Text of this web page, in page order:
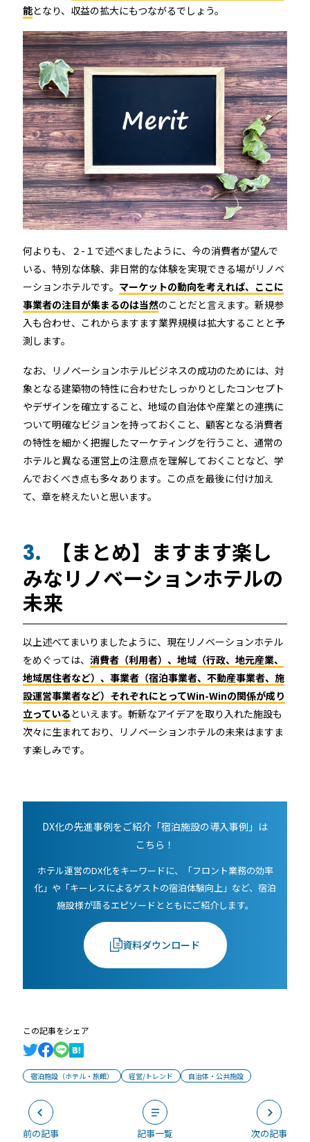
能となり、収益の拡大にもつながるでしょう。
何よりも、２-１で述べましたように、今の消費者が望んで
いる、特別な体験、非日常的な体験を実現できる場がリノベ
ーションホテルです。 マーケットの動向を考えれば、ここに
事業者の注目が集まるのは当然のことだと言えます。新規参
入も合わせ、これからますます業界規模は拡大することと予
測します。
なお、リノベーションホテルビジネスの成功のためには、対
象となる建築物の特性に合わせたしっかりとしたコンセプト
やデザインを確立すること、地域の自治体や産業との連携に
ついて明確なビジョンを持っておくこと、顧客となる消費者
の特性を細かく把握したマーケティングを行うこと、通常の
ホテルと異なる運営上の注意点を理解しておくことなど、学
んでおくべき点も多々あります。この点を最後に付け加え
て、章を終えたいと思います。
3.
【まとめ】ますます楽し
みなリノベーションホテルの
未来
以上述べてまいりましたように、現在リノベーションホテル
をめぐっては、 消費者（利用者）、地域（行政、地元産業、
地域居住者など）、事業者（宿泊事業者、不動産事業者、施
設運営事業者など）それぞれにとってWin-Winの関係が成り
立っているといえます。斬新なアイデアを取り入れた施設も
次々に生まれており、リノベーションホテルの未来はますま
す楽しみです。
DX化の先進事例をご紹介「宿泊施設の導入事例」は
こちら！
ホテル運営のDX化をキーワードに、「フロント業務の効率
化」や「キーレスによるゲストの宿泊体験向上」など、宿泊
施設様が語るエピソードとともにご紹介します。
資料ダウンロード
この記事をシェア
宿泊施設（ホテル・旅館） 経営/トレンド 自治体・公共施設
前の記事 記事一覧 次の記事